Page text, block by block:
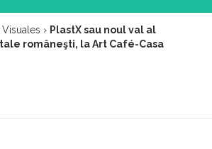
› PlastX sau noul val al
româneşti, la Art Café-Casa